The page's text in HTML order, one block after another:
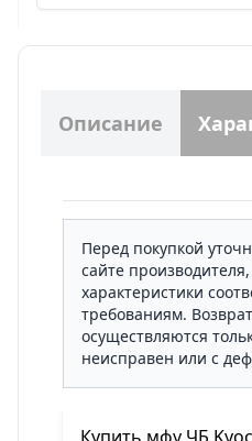
Описание
Перед покупкой
сайте
характеристики
требованиям.
осуществляются
неисправен или с